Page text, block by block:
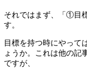
それではまず、「①目
す。
目標を持つ時にやって
ょうか。これは他の記
ですが、